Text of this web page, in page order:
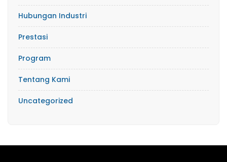
Hubungan Industri
Prestasi
Program
Tentang Kami
Uncategorized